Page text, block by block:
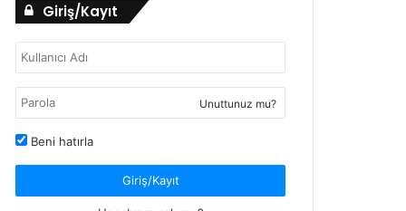
Giriş/Kayıt
Unuttunuz mu?
Beni hatırla
Giriş/Kayıt